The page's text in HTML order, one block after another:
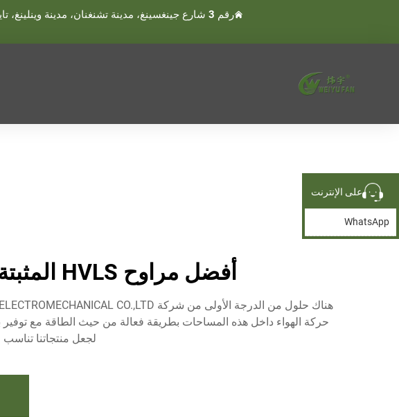
رقم 3 شارع جينغسينغ، مدينة تشنغنان، مدينة وينلينغ، تايجو، تشجيانغ، الصين
أفضل مراوح HVLS المثبتة على الحائط من الدرجة الممتازة للتهوية.
حركة الهواء داخل هذه المساحات بطريقة فعالة من حيث الطاقة مع توفير
لجعل منتجاتنا
على الإنترنت
WhatsApp